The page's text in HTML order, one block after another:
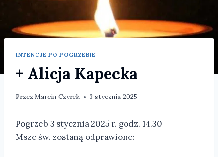
INTENCJE PO POGRZEBIE
+ Alicja Kapecka
Przez Marcin Czyrek 3 stycznia 2025
Pogrzeb 3 stycznia 2025 r. godz. 14.30
Msze św. zostaną odprawione: